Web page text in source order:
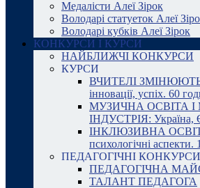
Медалісти Алеї Зірок
Володарі статуеток Алеї
Володарі кубків Алеї Зірок
КОНКУРСИ І КУРСИ
НАЙБЛИЖЧІ КОНКУРСИ
КУРСИ
ВЧИТЕЛІ ЗМІНЮЮТЬ
інновації, успіх. 60
МУЗИЧНА ОСВІТА
ІНДУСТРІЯ: Україна,
ІНКЛЮЗИВНА ОСВІТА:
психологічні аспекти.
ПЕДАГОГІЧНІ
ПЕДАГОГІЧНА
ТАЛАНТ ПЕДАГОГА